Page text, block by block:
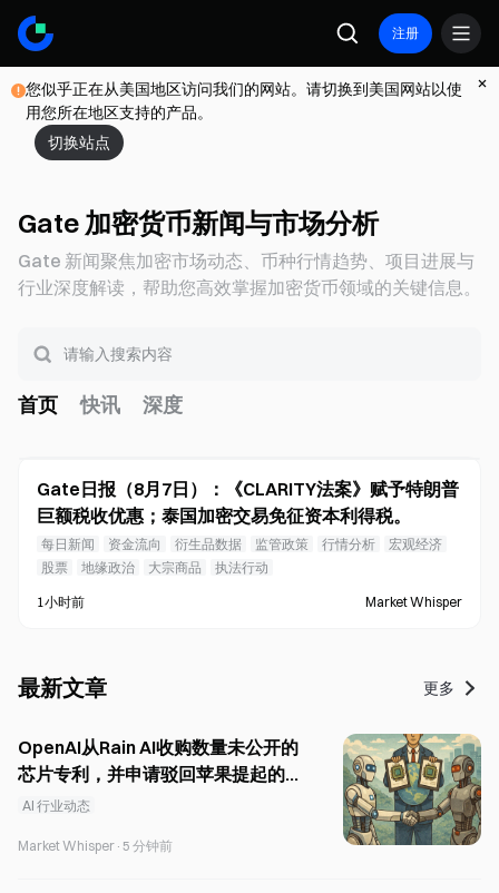
注册
您似乎正在从美国地区访问我们的网站。请切换到美国网站以使
用您所在地区支持的产品。
切换站点
Gate 加密货币新闻与市场分析
Gate 新闻聚焦加密市场动态、币种行情趋势、项目进展与
行业深度解读，帮助您高效掌握加密货币领域的关键信息。
首页 快讯 深度
Gate日报（8月7日）：《CLARITY法案》赋予特朗普
巨额税收优惠；泰国加密交易免征资本利得税。
每日新闻 资金流向 衍生品数据 监管政策 行情分析
宏观经济
股票
地缘政治 大宗商品 执法行动
1小时前 Market Whisper
最新文章 更多
OpenAI从Rain AI收购数量未公开的
芯片专利，并申请驳回苹果提起的商
业秘密诉讼。
AI 行业动态
Market Whisper · 5 分钟前